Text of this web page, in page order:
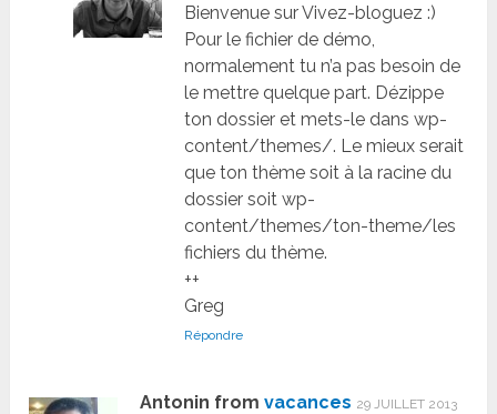
Bienvenue sur Vivez-bloguez :)
Pour le fichier de démo,
normalement tu n’a pas besoin de
le mettre quelque part. Dézippe
ton dossier et mets-le dans wp-
content/themes/. Le mieux serait
que ton thème soit à la racine du
dossier soit wp-
content/themes/ton-theme/les
fichiers du thème.
++
Greg
Répondre
Antonin fromvacances 29 JUILLET 2013